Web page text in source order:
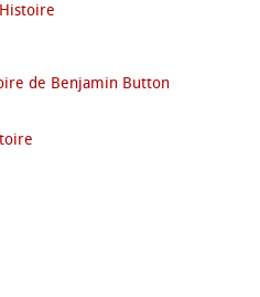
de Benjamin Button